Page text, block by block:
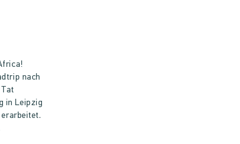
nach
in Leipzig